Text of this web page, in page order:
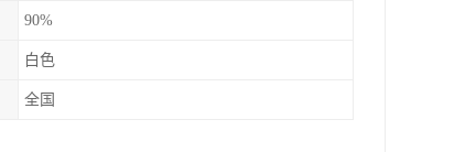
90%
白色
全国